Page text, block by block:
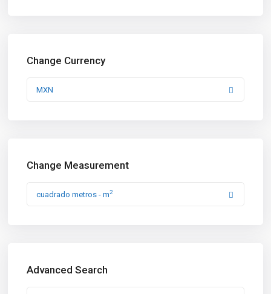
Change Currency
MXN
Change Measurement
cuadrado metros - m2
Advanced Search